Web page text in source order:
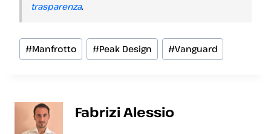
trasparenza.
Tag
articolo:
#Manfrotto #Peak Design #Vanguard
Fabrizi Alessio